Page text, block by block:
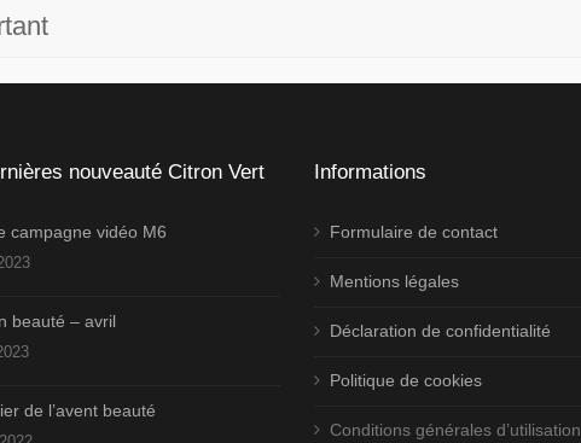
nouveauté Citron Vert
campagne vidéo M6
beauté – avril
de l’avent beauté
Informations
Formulaire de contact
Mentions légales
Déclaration de confidentialité
Politique de cookies
Conditions générales d’utilisation